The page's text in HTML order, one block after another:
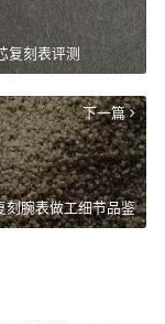
复刻表评测
下一篇
刻腕表做工细节品鉴